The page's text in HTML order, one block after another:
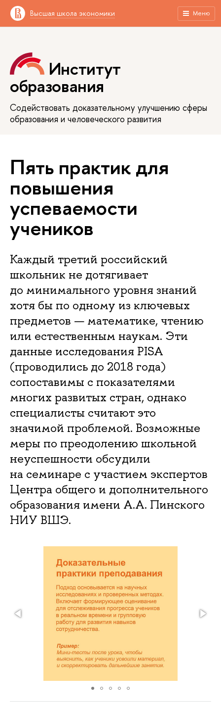
Высшая школа экономики Меню
Институт
образования
Содействовать доказательному улучшению сферы
образования и человеческого развития
Пять практик для
повышения
успеваемости
учеников
Каждый третий российский
школьник не дотягивает
до минимального уровня знаний
хотя бы по одному из ключевых
предметов — математике, чтению
или естественным наукам. Эти
данные исследования PISA
(проводились до 2018 года)
сопоставимы с показателями
многих развитых стран, однако
специалисты считают это
значимой проблемой. Возможные
меры по преодолению школьной
неуспешности обсудили
на семинаре с участием экспертов
Центра общего и дополнительного
образования имени А.А. Пинского
НИУ ВШЭ.